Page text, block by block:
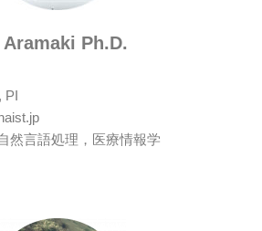
Ph.D.
PI
然言語処理，医療情報学